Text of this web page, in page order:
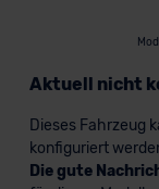
Aktuell nicht
Dieses Fahrzeug
konfiguriert
Die gute